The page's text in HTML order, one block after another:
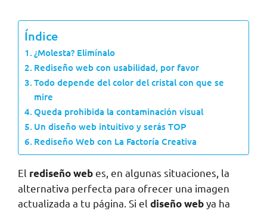
Índice
¿Molesta? Elimínalo
Rediseño web con usabilidad, por favor
Todo depende del color del cristal con que se
mire
Queda prohibida la contaminación visual
Un diseño web intuitivo y serás TOP
Rediseño Web con La Factoría Creativa
El rediseño webes, en algunas situaciones, la
alternativa perfecta para ofrecer una imagen
actualizada a tu página. Si el diseño webya ha